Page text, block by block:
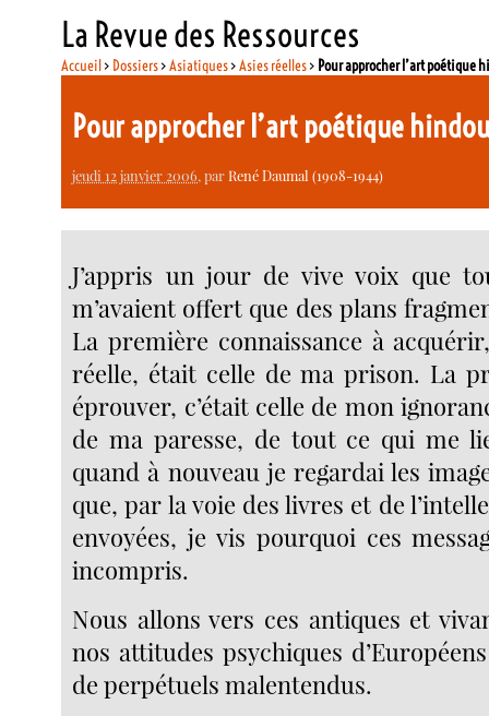
La Revue des Ressources
Accueil> Dossiers>Asiatiques>Asies réelles> Pour approcher l’art poétique
Pour approcher l’art poétique
jeudi 12 janvier 2006, parRené Daumal (1908-1944)
J’appris un jour de vive voix que
m’avaient offert que des plans
La première connaissance à
réelle, était celle de ma prison. La
éprouver, c’était celle de mon
de ma paresse, de tout ce qui me
quand à nouveau je regardai les
que, par la voie des livres et de
envoyées, je vis pourquoi ces
incompris.
Nous allons vers ces antiques et
nos attitudes psychiques
de perpétuels malentendus.